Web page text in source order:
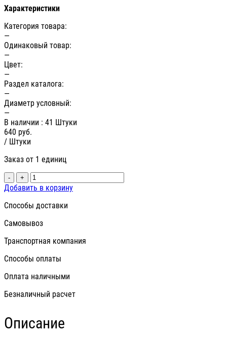
Характеристики
Категория товара:
—
Одинаковый товар:
—
Цвет:
—
Раздел каталога:
—
Диаметр условный:
—
В наличии : 41 Штуки
640 руб.
/ Штуки
Заказ от 1 единиц
- +
Добавить в корзину
Способы доставки
Самовывоз
Транспортная компания
Способы оплаты
Оплата наличными
Безналичный расчет
Описание